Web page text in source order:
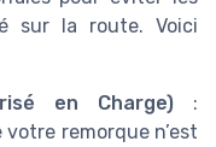
sur la route. Voici
en Charge) :
remorque n’est